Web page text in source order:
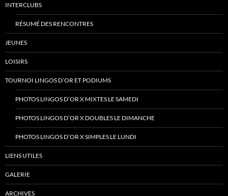
INTERCLUBS
RÉSUMÉ DES RENCONTRES
JEUNES
LOISIRS
TOURNOI LINGOS D’OR ET PODIUMS
PHOTOS LINGOS D’OR X MIXTES LE SAMEDI
PHOTOS LINGOS D’OR X DOUBLES LE DIMANCHE
PHOTOS LINGOS D’OR X SIMPLES LE LUNDI
LIENS UTILES
GALERIE
ARCHIVES